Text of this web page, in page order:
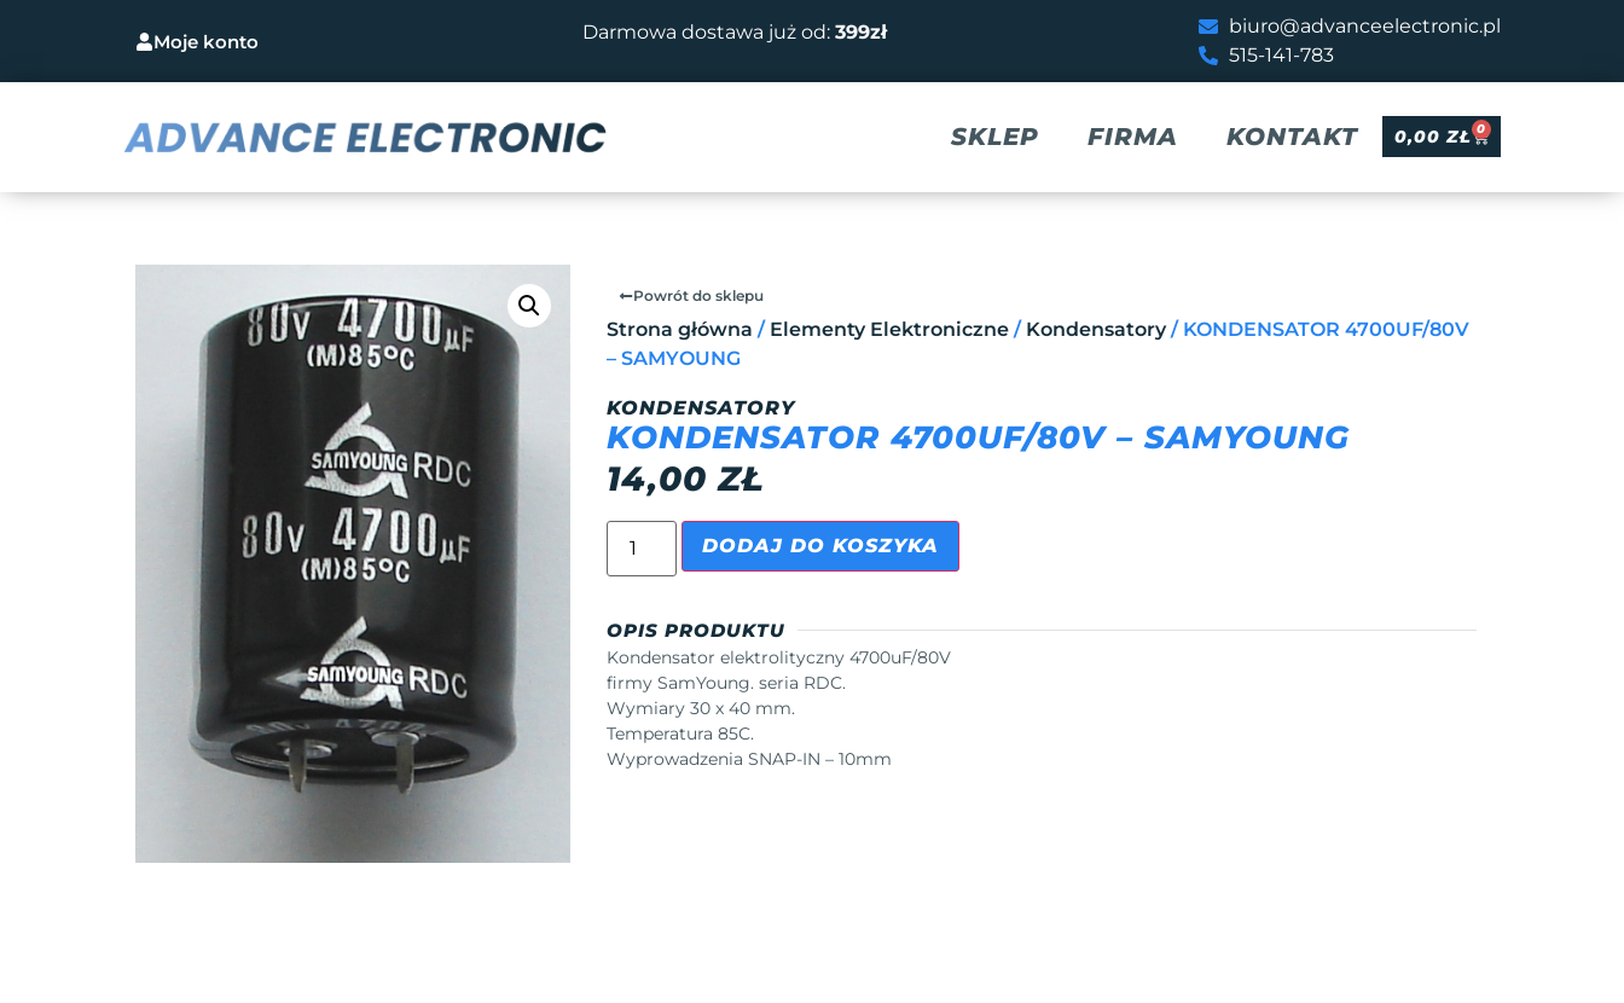
Moje konto Darmowa dostawa już od: 399zł
biuro@advanceelectronic.pl
515-141-783
SKLEP FIRMA KONTAKT 0,00ZŁ 0
Powrót do sklepu
Strona główna / Elementy Elektroniczne/ Kondensatory/ KONDENSATOR 4700UF/80V
– SAMYOUNG
KONDENSATORY
KONDENSATOR 4700UF/80V – SAMYOUNG
14,00ZŁ
DODAJ DO KOSZYKA
OPIS PRODUKTU
Kondensator elektrolityczny 4700uF/80V
firmy SamYoung. seria RDC.
Wymiary 30 x 40 mm.
Temperatura 85C.
Wyprowadzenia SNAP-IN – 10mm